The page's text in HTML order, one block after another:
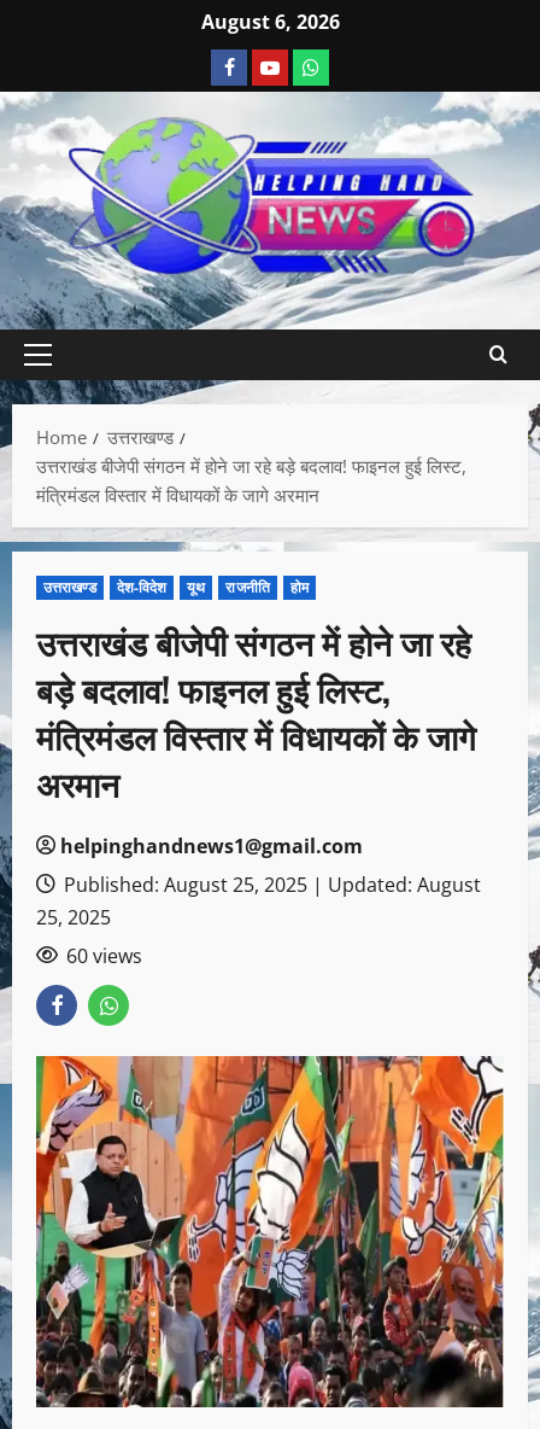
August 6, 2026
Home
उत्तराखण्ड
उत्तराखंड बीजेपी संगठन में होने जा रहे बड़े बदलाव! फाइनल हुई लिस्ट,
मंत्रिमंडल विस्तार में विधायकों के जागे अरमान
उत्तराखण्ड देश-विदेश यूथ राजनीति होम
उत्तराखंड बीजेपी संगठन में होने जा रहे
बड़े बदलाव! फाइनल हुई लिस्ट,
मंत्रिमंडल विस्तार में विधायकों के जागे
अरमान
helpinghandnews1@gmail.com
Published: August 25, 2025 | Updated: August
25, 2025
60 views